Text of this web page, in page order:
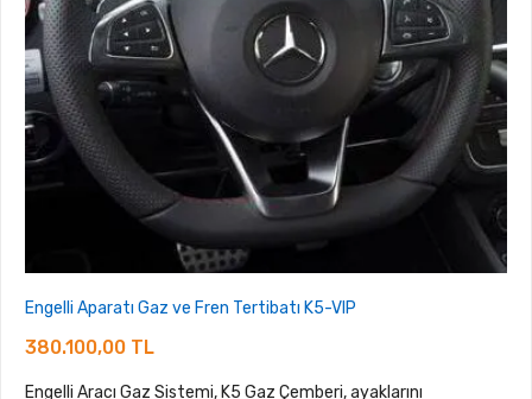
Engelli Aparatı Gaz ve Fren Tertibatı K5-VIP
380.100,00 TL
Engelli Aracı Gaz Sistemi, K5 Gaz Çemberi, ayaklarını